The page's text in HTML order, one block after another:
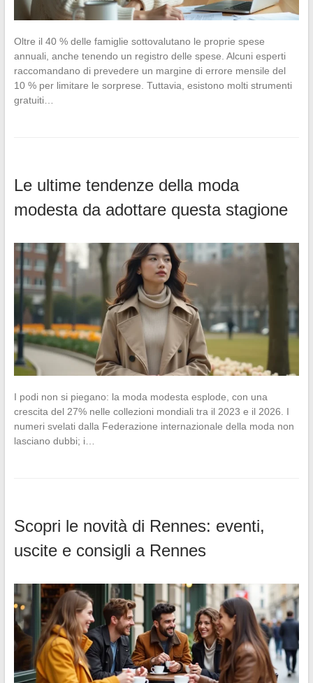
Oltre il 40 % delle famiglie sottovalutano le proprie spese
annuali, anche tenendo un registro delle spese. Alcuni esperti
raccomandano di prevedere un margine di errore mensile del
10 % per limitare le sorprese. Tuttavia, esistono molti strumenti
gratuiti…
Le ultime tendenze della moda
modesta da adottare questa stagione
I podi non si piegano: la moda modesta esplode, con una
crescita del 27% nelle collezioni mondiali tra il 2023 e il 2026. I
numeri svelati dalla Federazione internazionale della moda non
lasciano dubbi; i…
Scopri le novità di Rennes: eventi,
uscite e consigli a Rennes